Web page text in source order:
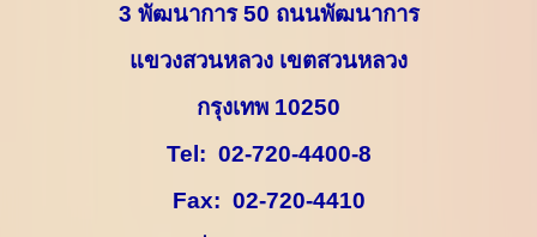
3 พัฒนาการ50 ถนนพัฒนาการ
แขวงสวนหลวง เขตสวนหลวง
กรุงเทพ 10250
Tel: 02-720-4400-8
Fax: 02-720-4410